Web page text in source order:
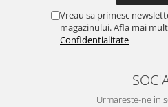
Vreau sa primesc
magazinului. Afla mai
Confidentialitate
Urmareste-ne in